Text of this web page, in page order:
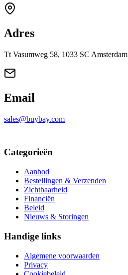
Adres
Tt Vasumweg 58, 1033 SC Amsterdam
Email
sales@buybay.com
Categorieën
Aanbod
Bestellingen & Verzenden
Zichtbaarheid
Financiën
Beleid
Nieuws & Storingen
Handige links
Algemene voorwaarden
Privacy